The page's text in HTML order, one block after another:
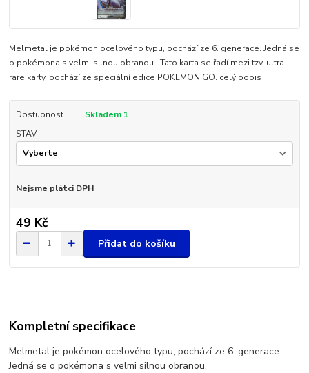
Melmetal je pokémon ocelového typu, pochází ze 6. generace. Jedná se
o pokémona s velmi silnou obranou. Tato karta se řadí mezi tzv. ultra
rare karty, pochází ze speciální edice POKEMON GO. celý popis
Dostupnost
Skladem 1
STAV
Nejsme plátci DPH
49 Kč
Přidat do košíku
Kompletní specifikace
Melmetal je pokémon ocelového typu, pochází ze 6. generace.
Jedná se o pokémona s velmi silnou obranou.